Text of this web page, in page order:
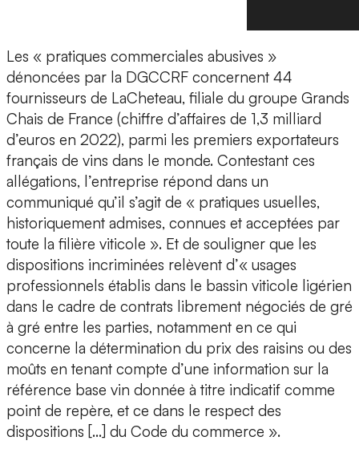
Les « pratiques commerciales abusives »
dénoncées par la DGCCRF concernent 44
fournisseurs de LaCheteau, filiale du groupe Grands
Chais de France (chiffre d’affaires de 1,3 milliard
d’euros en 2022), parmi les premiers exportateurs
français de vins dans le monde. Contestant ces
allégations, l’entreprise répond dans un
communiqué qu’il s’agit de « pratiques usuelles,
historiquement admises, connues et acceptées par
toute la filière viticole ». Et de souligner que les
dispositions incriminées relèvent d’« usages
professionnels établis dans le bassin viticole ligérien
dans le cadre de contrats librement négociés de gré
à gré entre les parties, notamment en ce qui
concerne la détermination du prix des raisins ou des
moûts en tenant compte d’une information sur la
référence base vin donnée à titre indicatif comme
point de repère, et ce dans le respect des
dispositions […] du Code du commerce ».